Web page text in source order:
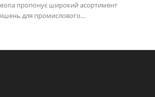
пропонує широкий асортимент
для промислового...